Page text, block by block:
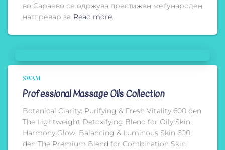
во Сараево се одржува престижен меѓународен
натпревар за Read more…
SWAM
Professional Massage Oils Collection
Botanical Clarity: Purifying & Fresh Vitality 600 den
The Lightweight Detoxifying Blend for Oily Skin
Harmony Glow: Balancing & Luminous Skin 600
den The Premium Blend for Combination Skin